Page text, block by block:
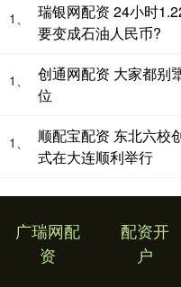
1、
瑞银网配资 24小时
要变成石油人民币?
1、
创通网配资 大家都别
位
1、
顺配宝配资 东北六校
式在大连顺利举行
广瑞网配
资
配资开
户